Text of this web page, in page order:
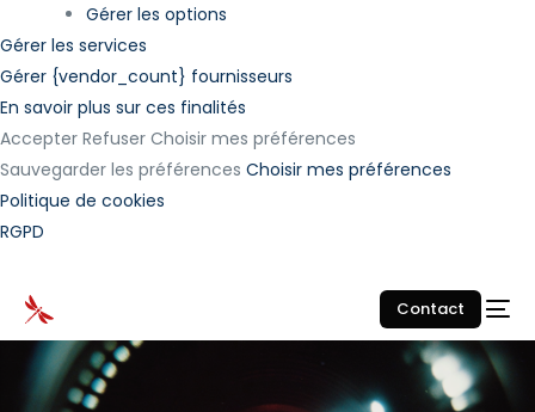
Gérer les options
Gérer les services
Gérer {vendor_count} fournisseurs
En savoir plus sur ces finalités
Accepter Refuser Choisir mes préférences
Sauvegarder les préférences Choisir mes préférences
Politique de cookies
RGPD
Contact